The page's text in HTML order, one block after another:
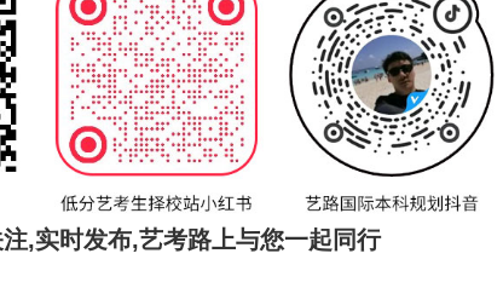
,实时发布,艺考路上与您一起同行